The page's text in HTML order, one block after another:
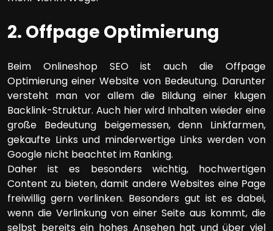
2. Offpage Optimierung
Beim Onlineshop SEO ist auch die Offpage
Optimierung einer Website von Bedeutung. Darunter
versteht man vor allem die Bildung einer klugen
Backlink-Struktur. Auch hier wird Inhalten wieder eine
große Bedeutung beigemessen, denn Linkfarmen,
gekaufte Links und minderwertige Links werden von
Google nicht beachtet im Ranking.
Daher ist es besonders wichtig, hochwertigen
Content zu bieten, damit andere Websites eine Page
freiwillig gern verlinken. Besonders gut ist es dabei,
wenn die Verlinkung von einer Seite aus kommt, die
selbst bereits ein hohes Ansehen hat und über viel